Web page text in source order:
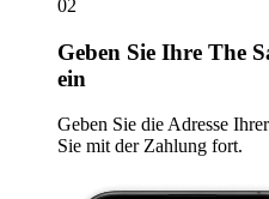
02
Geben Sie Ihre The
ein
Geben Sie die Adresse
Sie mit der Zahlung fort.